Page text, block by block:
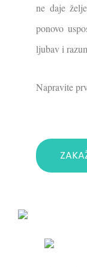
ne daje
ponovo
ljubav i
Napravite